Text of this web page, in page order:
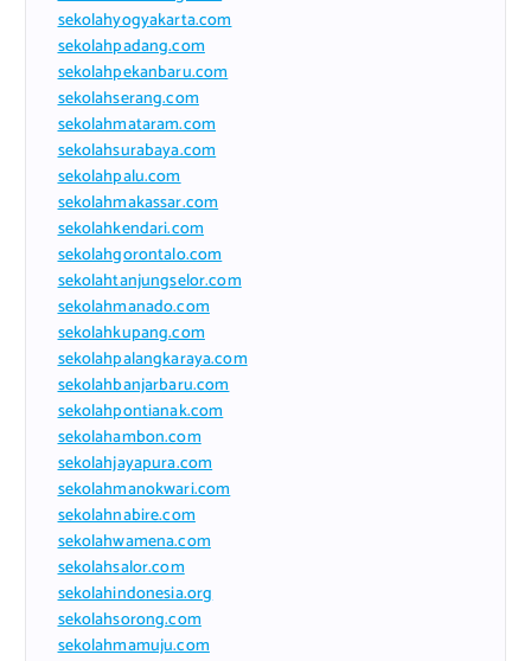
sekolahyogyakarta.com
sekolahpadang.com
sekolahpekanbaru.com
sekolahserang.com
sekolahmataram.com
sekolahsurabaya.com
sekolahpalu.com
sekolahmakassar.com
sekolahkendari.com
sekolahgorontalo.com
sekolahtanjungselor.com
sekolahmanado.com
sekolahkupang.com
sekolahpalangkaraya.com
sekolahbanjarbaru.com
sekolahpontianak.com
sekolahambon.com
sekolahjayapura.com
sekolahmanokwari.com
sekolahnabire.com
sekolahwamena.com
sekolahsalor.com
sekolahindonesia.org
sekolahsorong.com
sekolahmamuju.com